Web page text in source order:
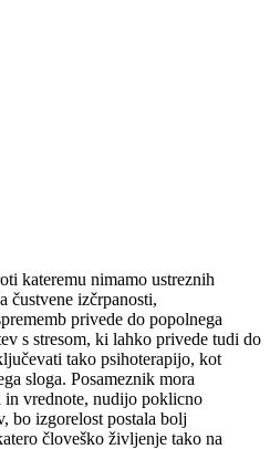
kateremu nimamo ustreznih
čustvene izčrpanosti,
privede do popolnega
s stresom, ki lahko privede tudi do
tako psihoterapijo, kot
sloga. Posameznik mora
in vrednote, nudijo poklicno
bo izgorelost postala bolj
človeško življenje tako na